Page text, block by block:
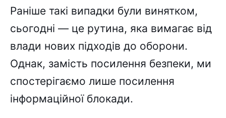
Раніше такі випадки були винятком,
сьогодні — це рутина, яка вимагає від
влади нових підходів до оборони.
Однак, замість посилення безпеки, ми
спостерігаємо лише посилення
інформаційної блокади.